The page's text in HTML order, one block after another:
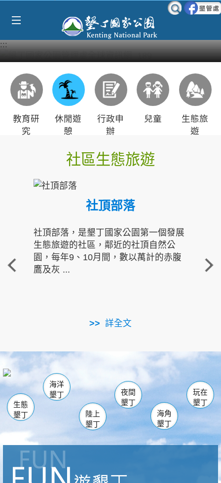
:::
教育研
究
休閒遊
憩
行政申
辦
兒童
生態旅
遊
社區生態旅遊
社頂部落
社頂部落，是墾丁國家公園第一個發展
生態旅遊的社區，鄰近的社頂自然公
園，每年9、10月間，數以萬計的赤腹
鷹及灰 ...
詳全文
重
走進
南仁湖
海生館
恆春 佳樂水
龍鑾潭自然中心 森林遊樂區
瓊麻館
關山 墾管處遊客中心
社頂公園 風吹沙
船帆石
白砂 龍磐公園
香蕉灣
砂島
鵝鑾鼻
生態
墾丁
海洋
墾丁
陸上
墾丁
夜間
墾丁
海角
墾丁
玩在
墾丁